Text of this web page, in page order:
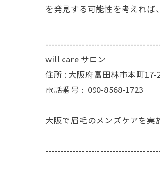
を発見する可能性を考えれば
will care サロン
住所 : 大阪府富田林市本町17-
電話番号 : 090-8568-1723
大阪で眉毛のメンズケアを実